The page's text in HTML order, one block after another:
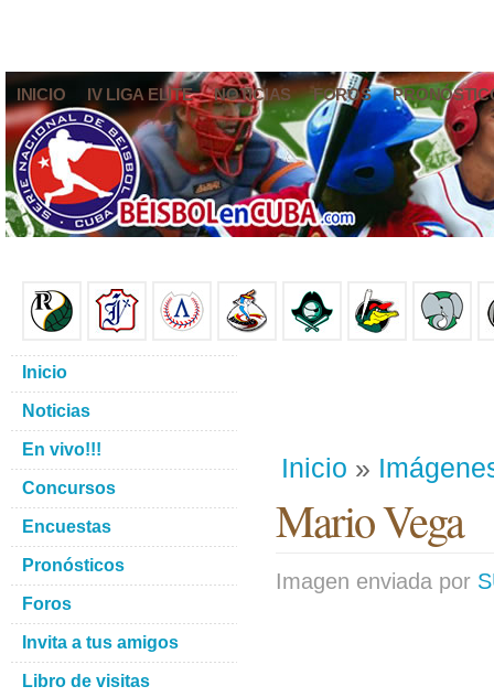
INICIO IV LIGA ELITE NOTICIAS FOROS
Inicio »
Mario Vega
Imagen enviada por
Inicio
Noticias
En vivo!!!
Concursos
Encuestas
Pronósticos
Foros
Invita a tus amigos
Libro de visitas